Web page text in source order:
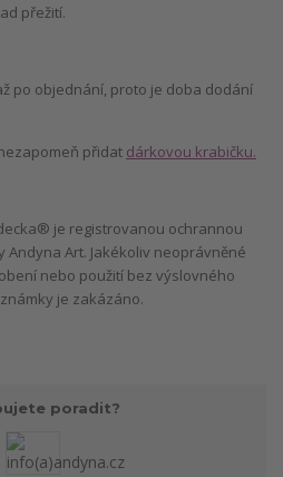
přežití.
po objednání, proto je doba dodání
přidat dárkovou krabičku.
je registrovanou ochrannou
Art. Jakékoliv neoprávněné
nebo použití bez výslovného
je zakázáno.
poradit?